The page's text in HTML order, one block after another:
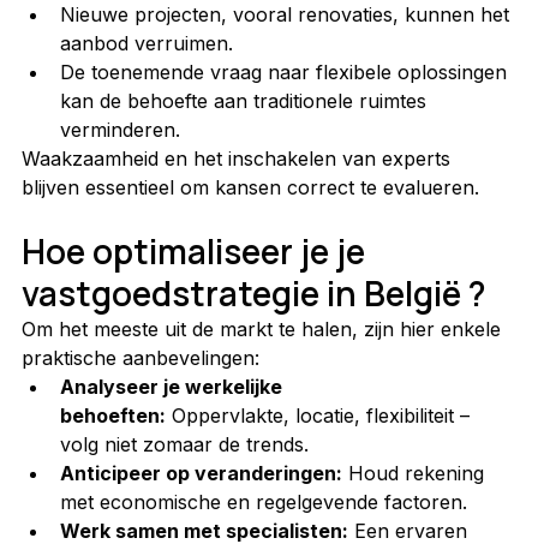
Nieuwe projecten, vooral renovaties, kunnen het
aanbod verruimen.
De toenemende vraag naar flexibele oplossingen
kan de behoefte aan traditionele ruimtes
verminderen.
Waakzaamheid en het inschakelen van experts
blijven essentieel om kansen correct te evalueren.
Hoe optimaliseer je je
vastgoedstrategie in België ?
Om het meeste uit de markt te halen, zijn hier enkele
praktische aanbevelingen:
Analyseer je werkelijke
behoeften: Oppervlakte, locatie, flexibiliteit –
volg niet zomaar de trends.
Anticipeer op veranderingen: Houd rekening
met economische en regelgevende factoren.
Werk samen met specialisten: Een ervaren